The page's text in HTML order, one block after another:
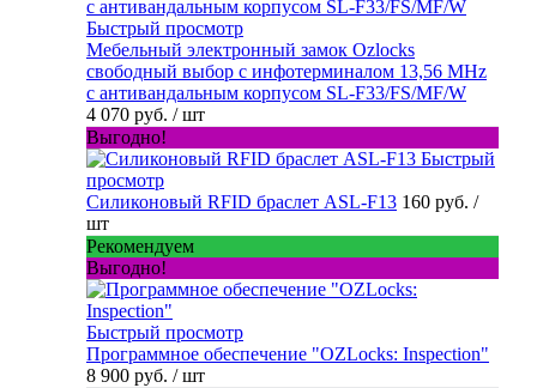
Быстрый просмотр
Мебельный электронный замок Ozlocks
свободный выбор с инфотерминалом 13,56 MHz
с антивандальным корпусом SL-F33/FS/MF/W
4 070 руб. / шт
Выгодно!
Быстрый
просмотр
Силиконовый RFID браслет ASL-F13 160 руб. /
шт
Рекомендуем
Выгодно!
Быстрый просмотр
Программное обеспечение "OZLocks: Inspection"
8 900 руб. / шт